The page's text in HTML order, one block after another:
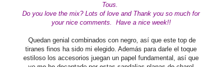
Tous.
Do you love the mix? Lots of love and Thank you so much for
your nice comments. Have a nice week!!
Quedan genial combinados con negro, así que este top de
tiranes finos ha sido mi elegido. Además para darle el toque
estiloso los accesorios juegan un papel fundamental, así que